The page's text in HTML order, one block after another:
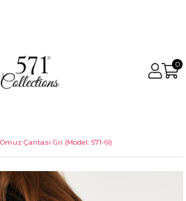
0
Çantası Gri (Model: 571-6I)